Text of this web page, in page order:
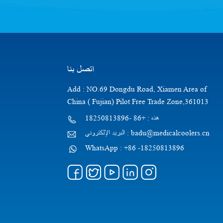
اتصل بنا
Add : NO.69 Dongdu Road, Xiamen Area of
China ( Fujian) Pilot Free Trade Zone,361013
هذه : +86 -18250813896
البريد الإلكتروني : badu@medicalcoolers.cn
WhatsApp : +86 -18250813896